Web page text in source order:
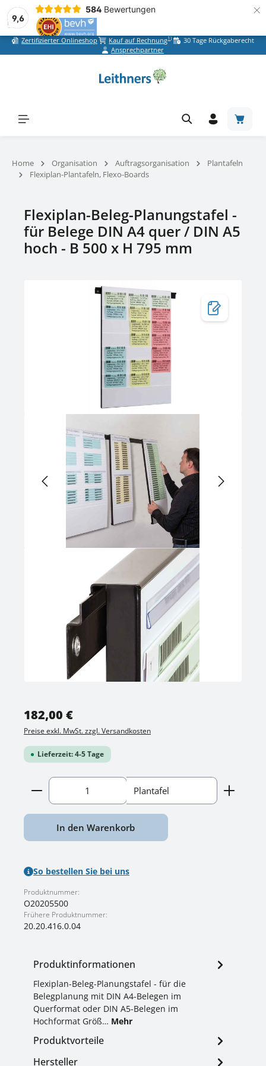
9,6
584 Bewertungen ×
Zum Hauptinhalt springen
Zertifizierter Onlineshop Kauf auf Rechnung1)
30 Tage Rückgaberecht
Ansprechpartner
Home Organisation Auftragsorganisation
Plantafeln
Flexiplan-Plantafeln, Flexo-Boards
Flexiplan-Beleg-Planungstafel -
für Belege DIN A4 quer / DIN A5
hoch - B 500 x H 795 mm
Bildergalerie überspringen
Regulärer Preis:
182,00 €
Preise exkl. MwSt. zzgl. Versandkosten
Lieferzeit: 4-5 Tage
Produkt Anzahl: Gib den gewünschten Wert
Plantafel
In den Warenkorb
So bestellen Sie bei uns
Produktnummer:
O20205500
Frühere Produktnummer:
20.20.416.0.04
Produktinformationen
Flexiplan-Beleg-Planungstafel - für die
Belegplanung mit DIN A4-Belegen im
Querformat oder DIN A5-Belegen im
Hochformat Größ… Mehr
Produktvorteile
Hersteller